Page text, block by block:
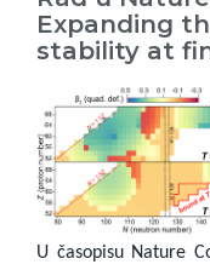
Expanding
stability at
U časopisu Nature